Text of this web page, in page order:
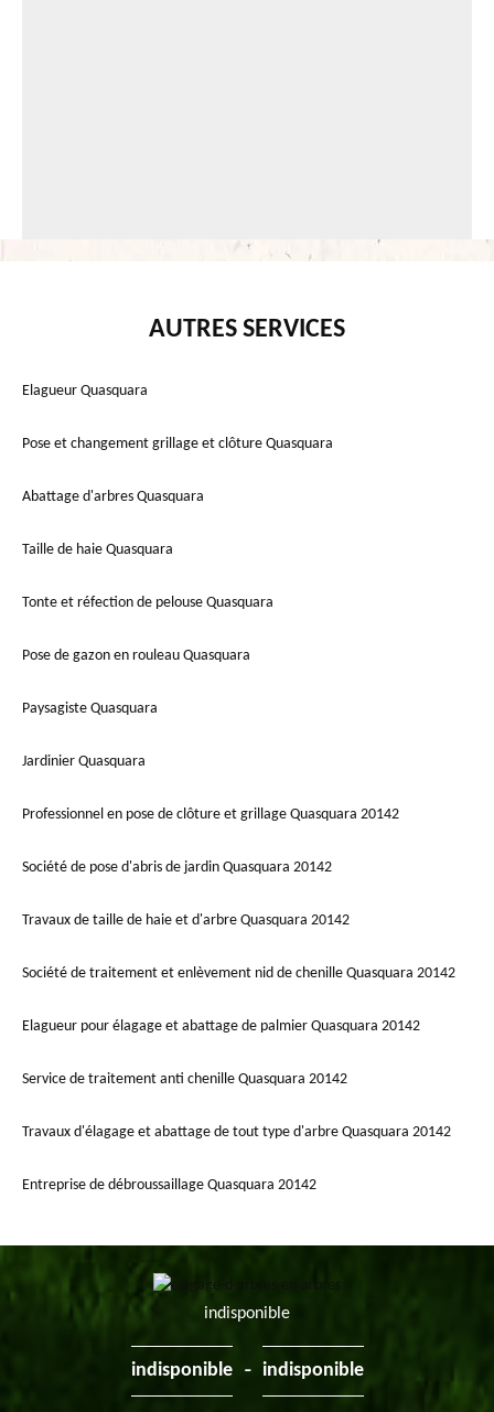
AUTRES SERVICES
Elagueur Quasquara
Pose et changement grillage et clôture Quasquara
Abattage d'arbres Quasquara
Taille de haie Quasquara
Tonte et réfection de pelouse Quasquara
Pose de gazon en rouleau Quasquara
Paysagiste Quasquara
Jardinier Quasquara
Professionnel en pose de clôture et grillage Quasquara 20142
Société de pose d'abris de jardin Quasquara 20142
Travaux de taille de haie et d'arbre Quasquara 20142
Société de traitement et enlèvement nid de chenille Quasquara 20142
Elagueur pour élagage et abattage de palmier Quasquara 20142
Service de traitement anti chenille Quasquara 20142
Travaux d'élagage et abattage de tout type d'arbre Quasquara 20142
Entreprise de débroussaillage Quasquara 20142
indisponible
indisponible - indisponible